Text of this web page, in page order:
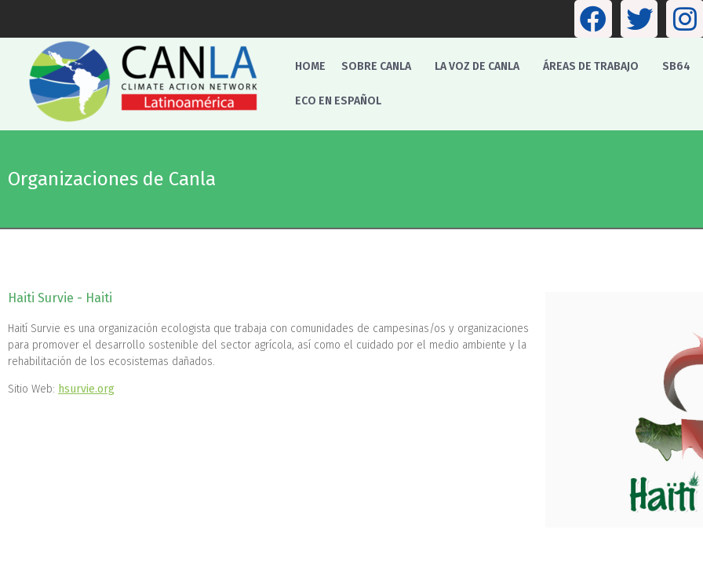
HOME SOBRE CANLA LA VOZ DE CANLA ÁREAS DE TRABAJO SB64
ECO EN ESPAÑOL
Organizaciones de Canla
Haiti Survie - Haiti
Haití Survie es una organización ecologista que trabaja con comunidades de campesinas/os y organizaciones
para promover el desarrollo sostenible del sector agrícola, así como el cuidado por el medio ambiente y la
rehabilitación de los ecosistemas dañados.
Sitio Web: hsurvie.org